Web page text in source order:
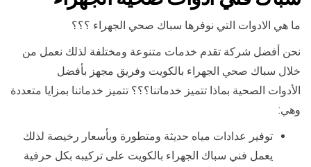
ما هي الادوات التي نوفرها سباك صحي الجهراء ؟؟؟
نحن أفضل شركة تقدم خدمات متنوعة ومختلفة لذلك نعمل من
خلال سباك صحي الجهراء بالكويت وفريق مجهز بأفضل
الأدوات الصحية بماذا تتميز خدماتنا؟؟؟ تتميز خدماتنا بمزايا متعددة
وهي:
توفير عدادات مياه حديثة ومتطورة وبأسعار رخيصة لذلك
يعمل فني سباك الجهراء بالكويت على تركيبه بكل حرفية